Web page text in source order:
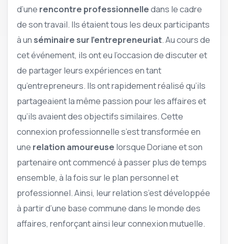
d’une rencontre professionnelledans le cadre
de son travail. Ils étaient tous les deux participants
à un séminaire sur l’entrepreneuriat . Au cours de
cet événement, ils ont eu l’occasion de discuter et
de partager leurs expériences en tant
qu’entrepreneurs. Ils ont rapidement réalisé qu’ils
partageaient la même passion pour les affaires et
qu’ils avaient des objectifs similaires. Cette
connexion professionnelle s’est transformée en
une relation amoureuse lorsque Doriane et son
partenaire ont commencé à passer plus de temps
ensemble, à la fois sur le plan personnel et
professionnel. Ainsi, leur relation s’est développée
à partir d’une base commune dans le monde des
affaires, renforçant ainsi leur connexion mutuelle.